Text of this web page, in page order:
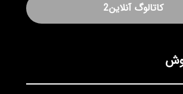
کاتالوگ آنلاین2